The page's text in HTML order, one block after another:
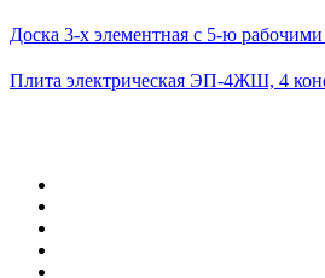
Доска 3-х элементная с 5-ю
Плита электрическая ЭП-4ЖШ, 4